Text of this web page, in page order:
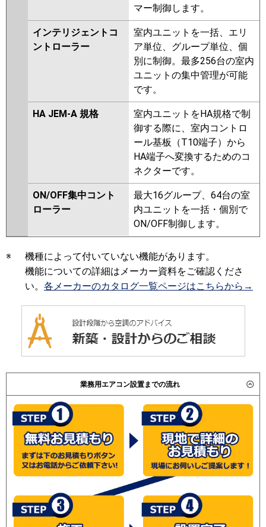
マー制御します。
インテリジェントコ
ントローラー
室内ユニットを一括、エリ
ア単位、グループ単位、個
別に制御。最多256台の室内
ユニットの集中管理が可能
です。
HA JEM-A 規格
室内ユニットをHA規格で制
御する際に、室内コントロ
ール基板（T10端子）から
HA端子へ変換するためのコ
ネクターです。
ON/OFF集中コント
ローラー
最大16グループ、64台の室
内ユニットを一括・個別で
ON/OFF制御します。
※
機種によって付いていない機能があります。
機能についての詳細はメーカー資料をご確認くださ
い。 各メーカーのカタログ一覧ページはこちらから→
業務用エアコン設置までの流れ